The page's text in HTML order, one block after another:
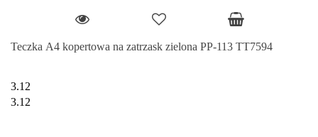
Teczka A4 kopertowa na zatrzask zielona PP-113 TT7594
3.12
3.12